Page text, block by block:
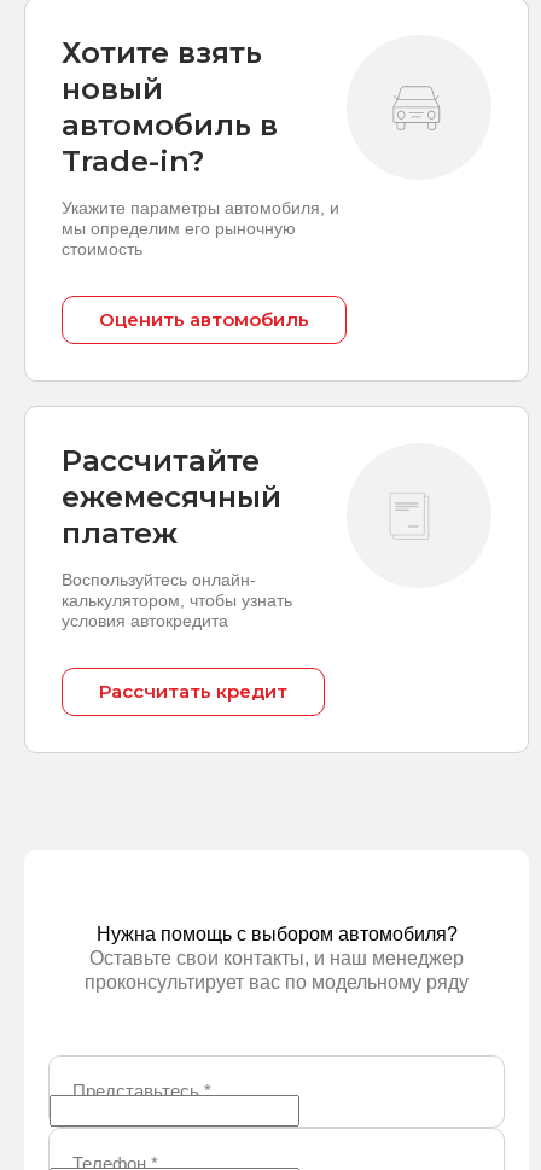
Хотите взять
новый
автомобиль в
Trade-in?
Укажите параметры автомобиля, и
мы определим его рыночную
стоимость
Оценить автомобиль
Рассчитайте
ежемесячный
платеж
Воспользуйтесь онлайн-
калькулятором, чтобы узнать
условия автокредита
Рассчитать кредит
Нужна помощь с выбором автомобиля?
Оставьте свои контакты, и наш менеджер
проконсультирует вас по модельному ряду
Представьтесь*
Телефон*